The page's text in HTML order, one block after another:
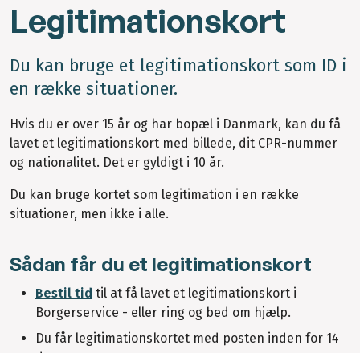
Legitimationskort
Du kan bruge et legitimationskort som ID i
en række situationer.
Hvis du er over 15 år og har bopæl i Danmark, kan du få
lavet et legitimationskort med billede, dit CPR-nummer
og nationalitet. Det er gyldigt i 10 år.
Du kan bruge kortet som legitimation i en række
situationer, men ikke i alle.
Sådan får du et legitimationskort
Bestil tid til at få lavet et legitimationskort i
Borgerservice - eller ring og bed om hjælp.
Du får legitimationskortet med posten inden for 14